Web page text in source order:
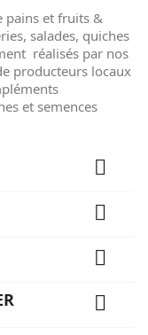
pains et fruits &
salades, quiches
réalisés par nos
producteurs locaux
et semences



